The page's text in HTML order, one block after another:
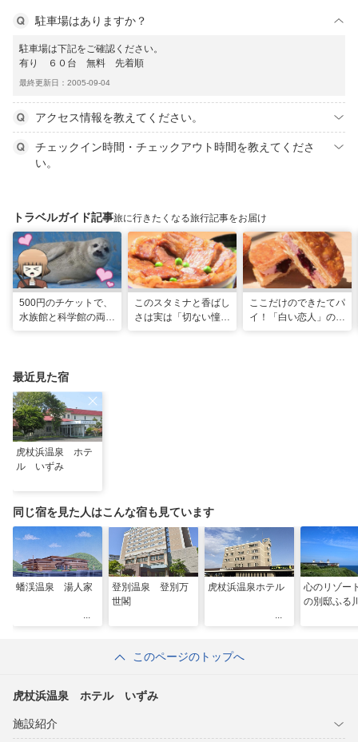
駐車場はありますか？
駐車場は下記をご確認ください。
有り ６０台 無料 先着順
最終更新日：2005-09-04
アクセス情報を教えてください。
チェックイン時間・チェックアウト時間を教えてくださ
い。
トラベルガイド記事旅に行きたくなる旅行記事をお届け
500円のチケットで、
水族館と科学館の両方
このスタミナと香ばし
さは実は「切ない憧
ここだけのできたてパ
イ！「白い恋人」の石
最近見た宿
虎杖浜温泉 ホテ
ル いずみ
同じ宿を見た人はこんな宿も見ています
蟠渓温泉 湯人家
登別温泉 登別万
世閣
虎杖浜温泉ホテル
心のリゾ
の別邸ふる
このページのトップへ
虎杖浜温泉 ホテル いずみ
施設紹介